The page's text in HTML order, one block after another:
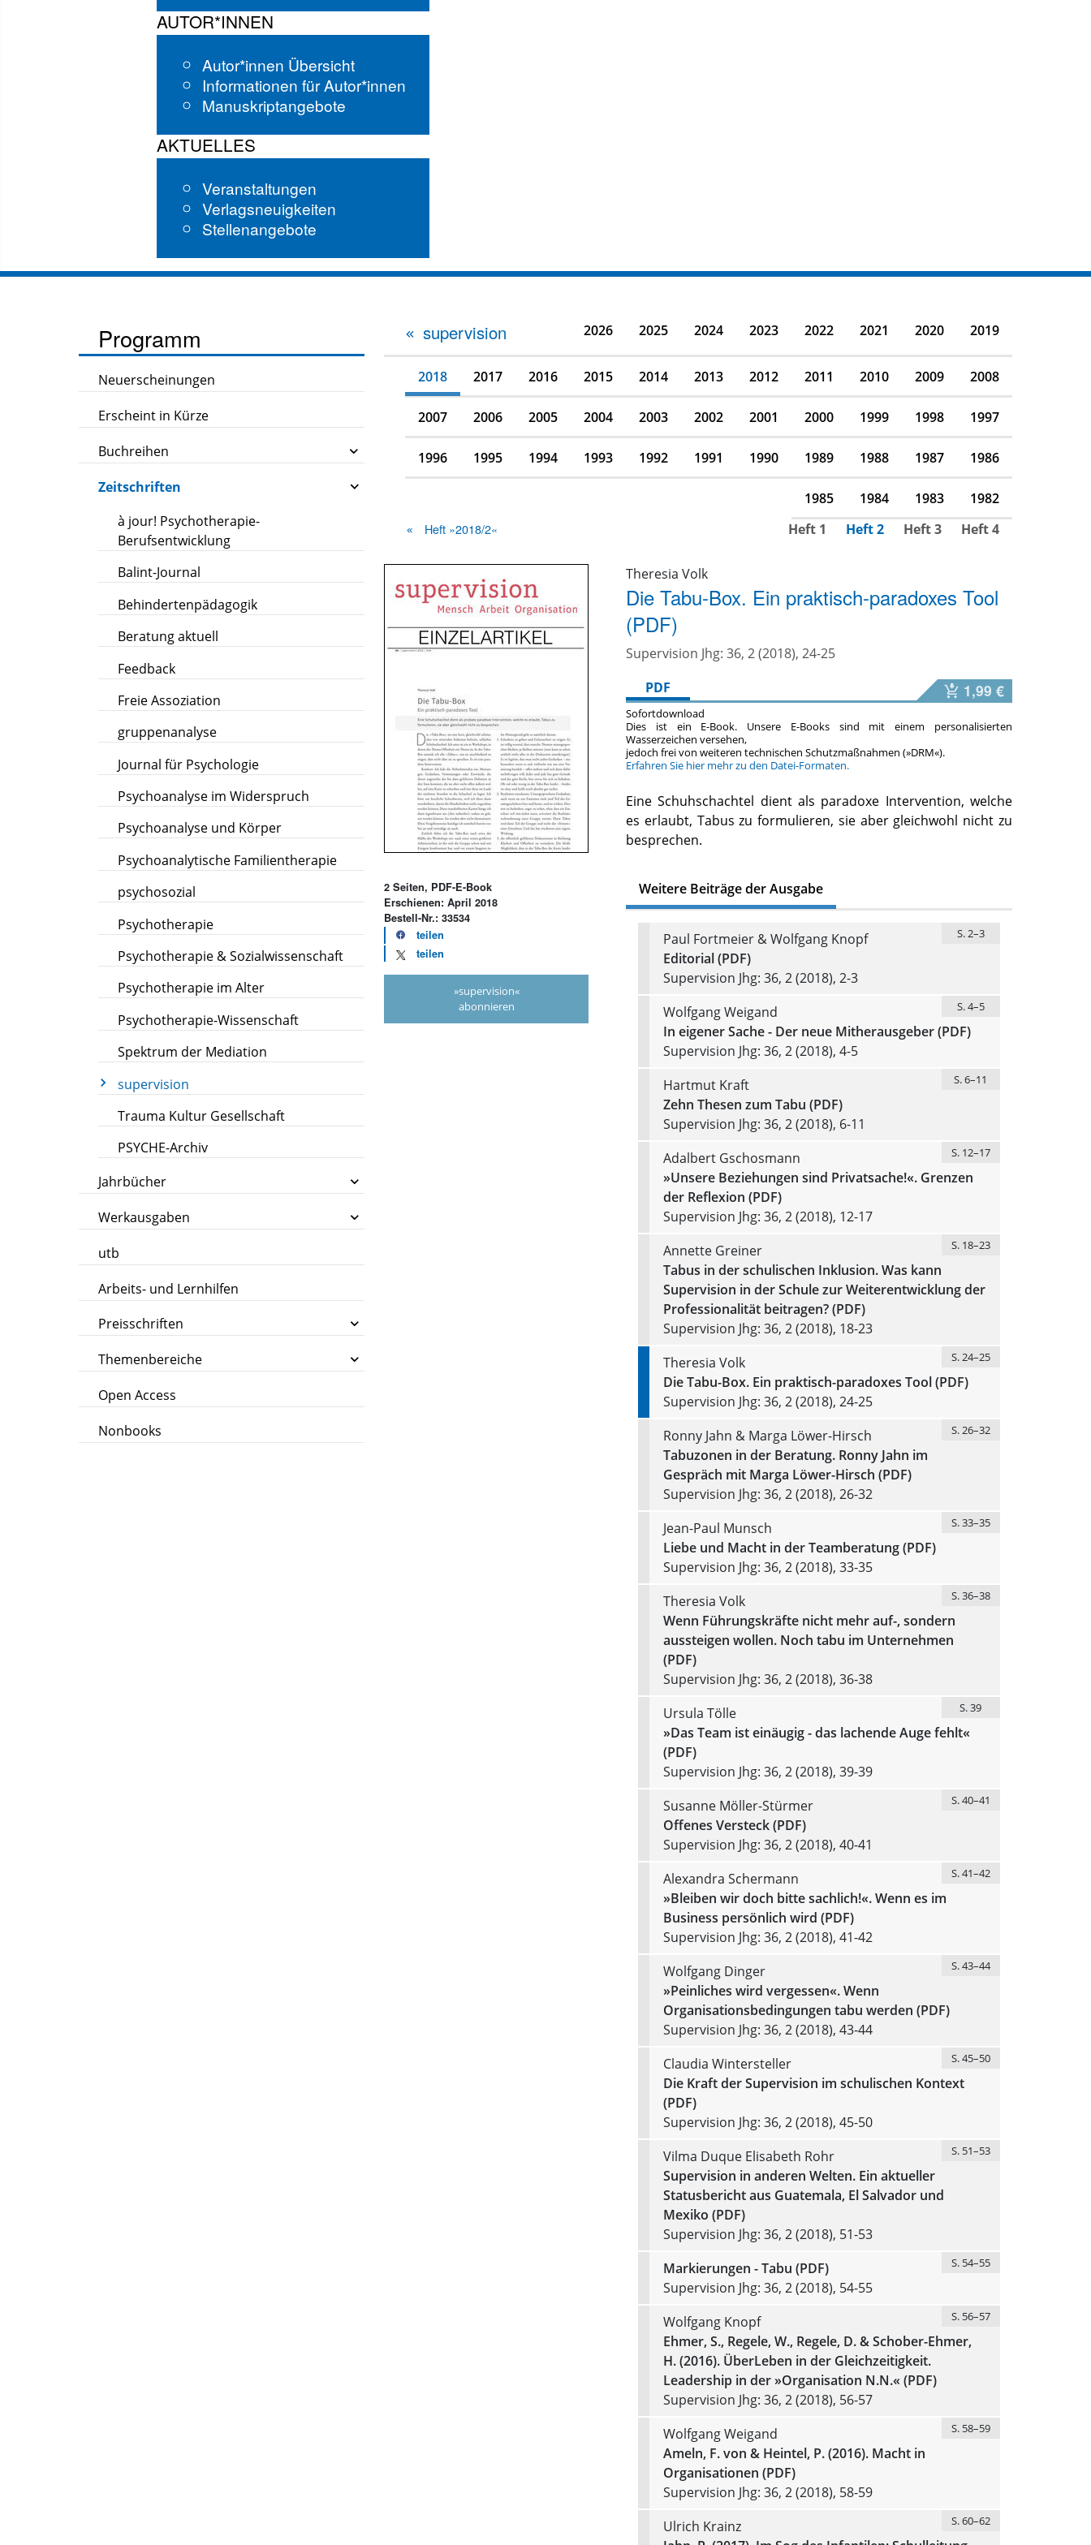
AUTOR*INNEN
Autor*innen Übersicht
Informationen für Autor*innen
Manuskriptangebote
AKTUELLES
Veranstaltungen
Verlagsneuigkeiten
Stellenangebote
Programm
Neuerscheinungen
Erscheint in Kürze
Buchreihen
Zeitschriften
à jour! Psychotherapie-
Berufsentwicklung
Balint-Journal
Behindertenpädagogik
Beratung aktuell
Feedback
Freie Assoziation
gruppenanalyse
Journal für Psychologie
Psychoanalyse im Widerspruch
Psychoanalyse und Körper
Psychoanalytische Familientherapie
psychosozial
Psychotherapie
Psychotherapie & Sozialwissenschaft
Psychotherapie im Alter
Psychotherapie-Wissenschaft
Spektrum der Mediation
supervision
Trauma Kultur Gesellschaft
PSYCHE-Archiv
Jahrbücher
Werkausgaben
utb
Arbeits- und Lernhilfen
Preisschriften
Themenbereiche
Open Access
Nonbooks
supervision 2026 2025 2024 2023 2022 2021 2020 2019
2018 2017 2016 2015 2014 2013 2012 2011 2010 2009 2008
2007 2006 2005 2004 2003 2002 2001 2000 1999 1998 1997
1996 1995 1994 1993 1992 1991 1990 1989 1988 1987 1986
1985 1984 1983 1982
Heft »2018/2« Heft 1 Heft 2 Heft 3 Heft 4
2 Seiten, PDF-E-Book
Erschienen: April 2018
Bestell-Nr.: 33534
teilen
teilen
»supervision«
abonnieren
Theresia Volk
Die Tabu-Box. Ein praktisch-paradoxes Tool
(PDF)
Supervision Jhg: 36, 2 (2018), 24-25
PDF
1,99 €
Sofortdownload
Dies ist ein E-Book. Unsere E-Books sind mit einem personalisierten
Wasserzeichen versehen,
jedoch frei von weiteren technischen Schutzmaßnahmen (»DRM«).
Erfahren Sie hier mehr zu den Datei-Formaten.
Eine Schuhschachtel dient als paradoxe Intervention, welche
es erlaubt, Tabus zu formulieren, sie aber gleichwohl nicht zu
besprechen.
Weitere Beiträge der Ausgabe
Paul Fortmeier & Wolfgang Knopf S. 2–3
Editorial (PDF)
Supervision Jhg: 36, 2 (2018), 2-3
Wolfgang Weigand
S. 4–5
In eigener Sache - Der neue Mitherausgeber (PDF)
Supervision Jhg: 36, 2 (2018), 4-5
Hartmut Kraft
S. 6–11
Zehn Thesen zum Tabu (PDF)
Supervision Jhg: 36, 2 (2018), 6-11
Adalbert Gschosmann
S. 12–17
»Unsere Beziehungen sind Privatsache!«. Grenzen
der Reflexion (PDF)
Supervision Jhg: 36, 2 (2018), 12-17
Annette Greiner
S. 18–23
Tabus in der schulischen Inklusion. Was kann
Supervision in der Schule zur Weiterentwicklung der
Professionalität beitragen? (PDF)
Supervision Jhg: 36, 2 (2018), 18-23
Theresia Volk
S. 24–25
Die Tabu-Box. Ein praktisch-paradoxes Tool (PDF)
Supervision Jhg: 36, 2 (2018), 24-25
Ronny Jahn & Marga Löwer-Hirsch
S. 26–32
Tabuzonen in der Beratung. Ronny Jahn im
Gespräch mit Marga Löwer-Hirsch (PDF)
Supervision Jhg: 36, 2 (2018), 26-32
Jean-Paul Munsch
S. 33–35
Liebe und Macht in der Teamberatung (PDF)
Supervision Jhg: 36, 2 (2018), 33-35
Theresia Volk
S. 36–38
Wenn Führungskräfte nicht mehr auf-, sondern
aussteigen wollen. Noch tabu im Unternehmen
(PDF)
Supervision Jhg: 36, 2 (2018), 36-38
Ursula Tölle
S. 39
»Das Team ist einäugig - das lachende Auge fehlt«
(PDF)
Supervision Jhg: 36, 2 (2018), 39-39
Susanne Möller-Stürmer
S. 40–41
Offenes Versteck (PDF)
Supervision Jhg: 36, 2 (2018), 40-41
Alexandra Schermann
S. 41–42
»Bleiben wir doch bitte sachlich!«. Wenn es im
Business persönlich wird (PDF)
Supervision Jhg: 36, 2 (2018), 41-42
Wolfgang Dinger
S. 43–44
»Peinliches wird vergessen«. Wenn
Organisationsbedingungen tabu werden (PDF)
Supervision Jhg: 36, 2 (2018), 43-44
Claudia Wintersteller
S. 45–50
Die Kraft der Supervision im schulischen Kontext
(PDF)
Supervision Jhg: 36, 2 (2018), 45-50
Vilma Duque Elisabeth Rohr
S. 51–53
Supervision in anderen Welten. Ein aktueller
Statusbericht aus Guatemala, El Salvador und
Mexiko (PDF)
Supervision Jhg: 36, 2 (2018), 51-53
S. 54–55
Markierungen - Tabu (PDF)
Supervision Jhg: 36, 2 (2018), 54-55
Wolfgang Knopf
S. 56–57
Ehmer, S., Regele, W., Regele, D. & Schober-Ehmer,
H. (2016). ÜberLeben in der Gleichzeitigkeit.
Leadership in der »Organisation N.N.« (PDF)
Supervision Jhg: 36, 2 (2018), 56-57
Wolfgang Weigand
S. 58–59
Ameln, F. von & Heintel, P. (2016). Macht in
Organisationen (PDF)
Supervision Jhg: 36, 2 (2018), 58-59
Ulrich Krainz
S. 60–62